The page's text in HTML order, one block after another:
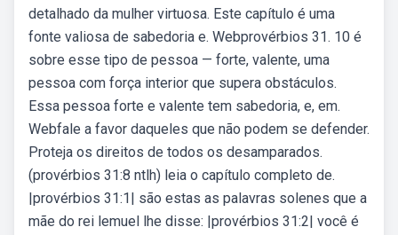
detalhado da mulher virtuosa. Este capítulo é uma
fonte valiosa de sabedoria e. Webprovérbios 31. 10 é
sobre esse tipo de pessoa — forte, valente, uma
pessoa com força interior que supera obstáculos.
Essa pessoa forte e valente tem sabedoria, e, em.
Webfale a favor daqueles que não podem se defender.
Proteja os direitos de todos os desamparados.
(provérbios 31:8 ntlh) leia o capítulo completo de.
|provérbios 31:1| são estas as palavras solenes que a
mãe do rei lemuel lhe disse: |provérbios 31:2| você é